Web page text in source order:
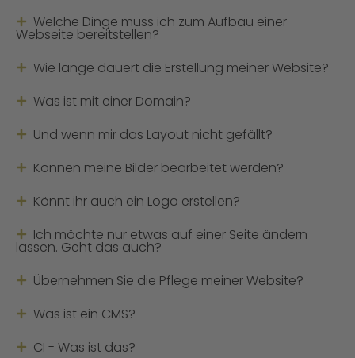
Welche Dinge muss ich zum Aufbau einer
Webseite bereitstellen?
Wie lange dauert die Erstellung meiner Website?
Was ist mit einer Domain?
Und wenn mir das Layout nicht gefällt?
Können meine Bilder bearbeitet werden?
Könnt ihr auch ein Logo erstellen?
Ich möchte nur etwas auf einer Seite ändern
lassen. Geht das auch?
Übernehmen Sie die Pflege meiner Website?
Was ist ein CMS?
CI - Was ist das?